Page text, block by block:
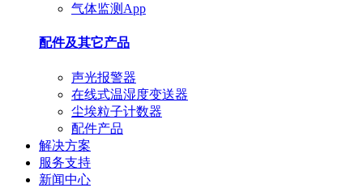
气体监测App
配件及其它产品
声光报警器
在线式温湿度变送器
尘埃粒子计数器
配件产品
解决方案
服务支持
新闻中心